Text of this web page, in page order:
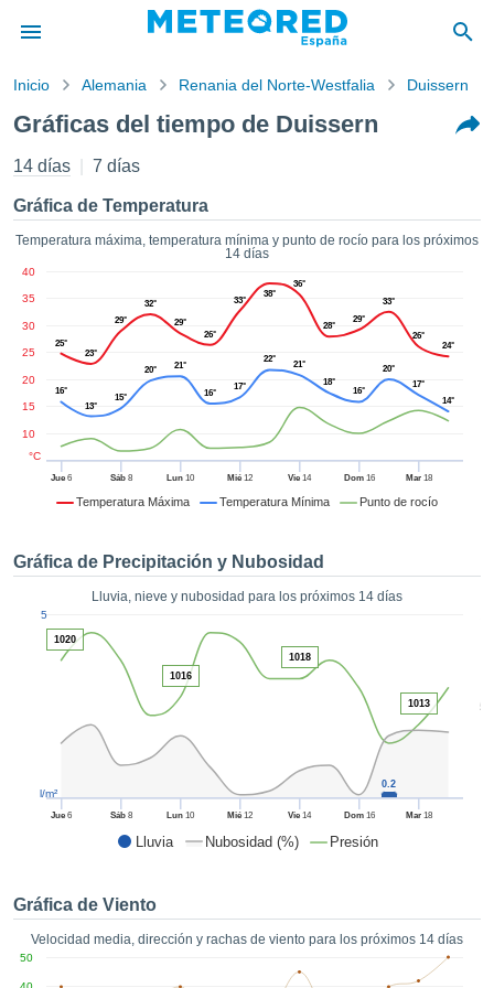
de
por
para
que la
que se
a este
las
forma
digital
basada
nuestra
sin coste.
ya sean
nuestros
así como
un perfil
para
ACEPTAR
CONFIGURACIÓN
Inicio Alemania Renania del Norte-Westfalia Duissern
Gráficas del tiempo de Duissern
14 días 7 días
Gráfica de Temperatura
Temperatura máxima, temperatura mínima y punto de rocío para los próximos
14 días
Temperatura Máxima Temperatura Mínima Punto de rocío
Jue 6 Sáb8 Lun 10 Mié 12 Vie 14 Dom16 Mar18
10
15
20
25
30
35
40
°C
25°
23°
29°
32°
29°
26°
33°
38°
36°
28°
29°
33°
26°
24°
16°
13°
15°
20° 21°
16°
17°
22°
21°
18°
16°
20°
17°
14°
Gráfica de Precipitación y Nubosidad
Lluvia, nieve y nubosidad para los próximos 14 días
Lluvia Nubosidad (%) Presión
50
Jue 6 Sáb8 Lun 10 Mié 12 Vie 14 Dom16 Mar18
5
l/m²
0.2
1020
1016
1018
1013
Gráfica de Viento
Velocidad media, dirección y rachas de viento para los próximos 14 días
50